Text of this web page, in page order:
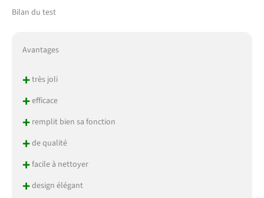
Bilan du test
Avantages
+très joli
+efficace
+remplit bien sa fonction
+de qualité
+facile à nettoyer
+design élégant